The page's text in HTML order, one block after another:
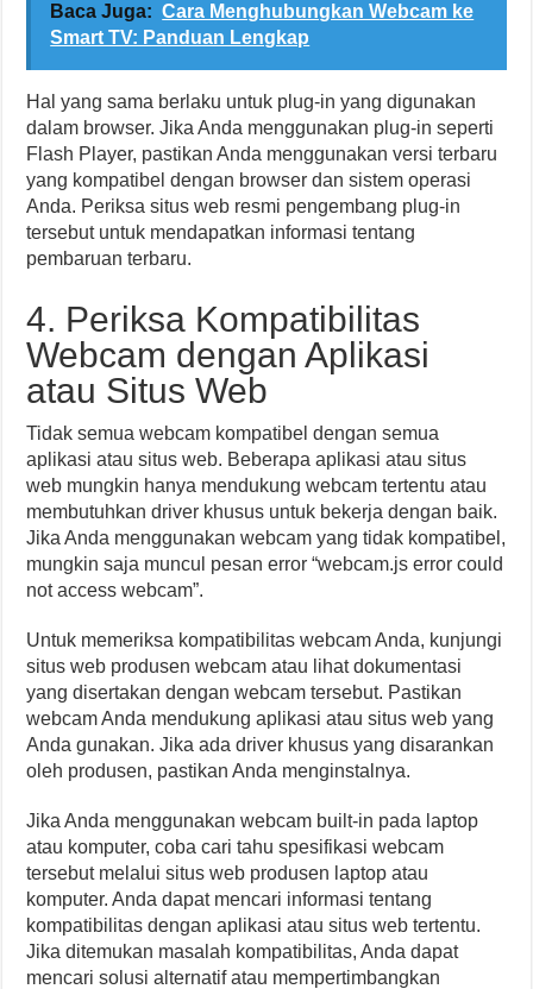
Baca Juga: Cara Menghubungkan Webcam ke
Smart TV: Panduan Lengkap
Hal yang sama berlaku untuk plug-in yang digunakan
dalam browser. Jika Anda menggunakan plug-in seperti
Flash Player, pastikan Anda menggunakan versi terbaru
yang kompatibel dengan browser dan sistem operasi
Anda. Periksa situs web resmi pengembang plug-in
tersebut untuk mendapatkan informasi tentang
pembaruan terbaru.
4. Periksa Kompatibilitas
Webcam dengan Aplikasi
atau Situs Web
Tidak semua webcam kompatibel dengan semua
aplikasi atau situs web. Beberapa aplikasi atau situs
web mungkin hanya mendukung webcam tertentu atau
membutuhkan driver khusus untuk bekerja dengan baik.
Jika Anda menggunakan webcam yang tidak kompatibel,
mungkin saja muncul pesan error “webcam.js error could
not access webcam”.
Untuk memeriksa kompatibilitas webcam Anda, kunjungi
situs web produsen webcam atau lihat dokumentasi
yang disertakan dengan webcam tersebut. Pastikan
webcam Anda mendukung aplikasi atau situs web yang
Anda gunakan. Jika ada driver khusus yang disarankan
oleh produsen, pastikan Anda menginstalnya.
Jika Anda menggunakan webcam built-in pada laptop
atau komputer, coba cari tahu spesifikasi webcam
tersebut melalui situs web produsen laptop atau
komputer. Anda dapat mencari informasi tentang
kompatibilitas dengan aplikasi atau situs web tertentu.
Jika ditemukan masalah kompatibilitas, Anda dapat
mencari solusi alternatif atau mempertimbangkan